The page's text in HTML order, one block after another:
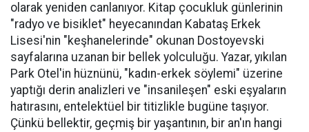
olarak yeniden canlanıyor. Kitap çocukluk günlerinin
"radyo ve bisiklet" heyecanından Kabataş Erkek
Lisesi'nin "keşhanelerinde" okunan Dostoyevski
sayfalarına uzanan bir bellek yolculuğu. Yazar, yıkılan
Park Otel'in hüznünü, "kadın-erkek söylemi" üzerine
yaptığı derin analizleri ve "insanileşen" eski eşyaların
hatırasını, entelektüel bir titizlikle bugüne taşıyor.
Çünkü bellektir, geçmiş bir yaşantının, bir an'ın hangi